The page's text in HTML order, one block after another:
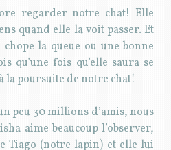
regarder notre chat! Elle
quand elle la voit passer. Et
la queue ou une bonne
qu’une fois qu’elle saura se
la poursuite de notre chat!
peu 30 millions d’amis, nous
aime beaucoup l’observer,
Tiago (notre lapin) et elle lui